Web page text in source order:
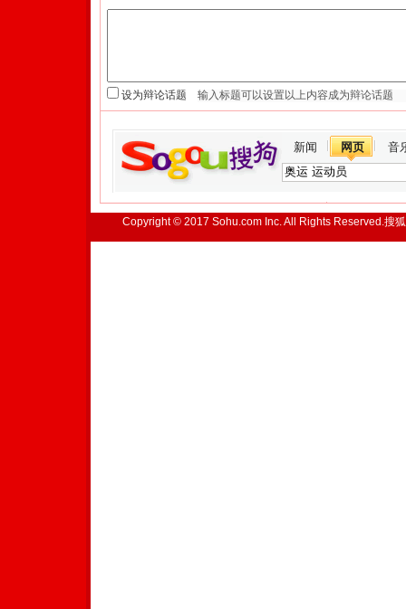
设为辩论话题
新闻 网页 音
Copyright © 2017 Sohu.com Inc. All Rights Reserved.搜